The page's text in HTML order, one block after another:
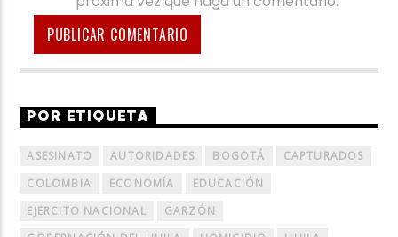
POR ETIQUETA
ASESINATO AUTORIDADES BOGOTÁ
CAPTURADOS
COLOMBIA
ECONOMÍA
EDUCACIÓN
EJERCITO NACIONAL
GARZÓN